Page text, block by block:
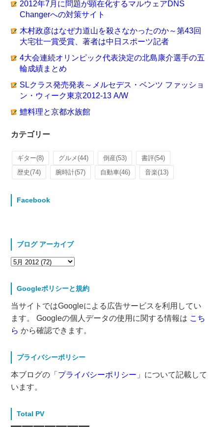
2012年7月に問題が顕在化するマルウェアDNS
Changerへの対策サイト
木村政彦はなぜ力道山を殺さなかったのか～第43回
大宅壮一賞受賞、著者は中日スポーツ記者
4大会連続オリンピック代表決定の北島康介選手の五
輪成績まとめ
SLクラス発売発表～メルセデス・ベンツ ファッショ
ン・ウィーク東京2012-13 A/W
鱧料理と京都水族館
カテゴリー
ギター(8) グルメ(44) 倒産(53) 書評(54)
歴史(74) 腕時計(57) 自動車(46) 音楽(13)
Facebook
ブログ アーカイブ
Googleポリシーと規約
当サイトではGoogleによる広告サービスを利用してい
ます。 Googleの個人データの使用に関する情報は こち
ら から確認できます。
プライバシーポリシー
本ブログの「 プライバシーポリシー 」について記載して
います。
Total PV